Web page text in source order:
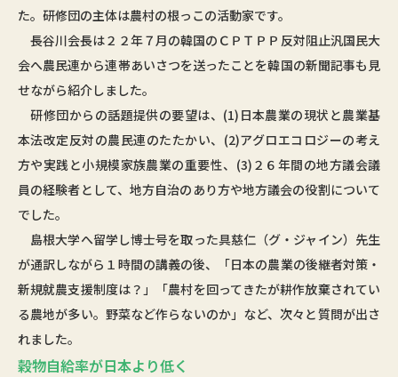
た。研修団の主体は農村の根っこの活動家です。
長谷川会長は２２年７月の韓国のＣＰＴＰＰ反対阻止汎国民大
会へ農民連から連帯あいさつを送ったことを韓国の新聞記事も見
せながら紹介しました。
研修団からの話題提供の要望は、(1)日本農業の現状と農業基
本法改定反対の農民連のたたかい、(2)アグロエコロジーの考え
方や実践と小規模家族農業の重要性、(3)２６年間の地方議会議
員の経験者として、地方自治のあり方や地方議会の役割について
でした。
島根大学へ留学し博士号を取った具慈仁（グ・ジャイン）先生
が通訳しながら１時間の講義の後、「日本の農業の後継者対策・
新規就農支援制度は？」「農村を回ってきたが耕作放棄されてい
る農地が多い。野菜など作らないのか」など、次々と質問が出さ
れました。
穀物自給率が日本より低く